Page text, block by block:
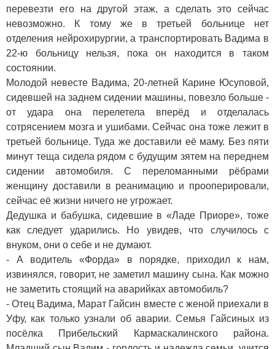
перевезти его на другой этаж, а сделать это сейчас
невозможно. К тому же в третьей больнице нет
отделения нейрохирургии, а транспортировать Вадима в
22-ю больницу нельзя, пока он находится в таком
состоянии.
Молодой невесте Вадима, 20-летней Карине Юсуповой,
сидевшей на заднем сидении машины, повезло больше -
от удара она перелетела вперёд и отделалась
сотрясением мозга и ушибами. Сейчас она тоже лежит в
третьей больнице. Туда же доставили её маму. Без пяти
минут теща сидела рядом с будущим зятем на переднем
сидении автомобиля. С переломанными рёбрами
женщину доставили в реанимацию и прооперировали,
сейчас её жизни ничего не угрожает.
Дедушка и бабушка, сидевшие в «Ладе Приоре», тоже
как следует ударились. Но увидев, что случилось с
внуком, они о себе и не думают.
- А водитель «Форда» в порядке, приходил к нам,
извинялся, говорит, не заметил машину сына. Как можно
не заметить стоящий на аварийках автомобиль?
- Отец Вадима, Марат Гайсин вместе с женой приехали в
Уфу, как только узнали об аварии. Семья Гайсиных из
посёлка Прибельский Кармаскалинского района.